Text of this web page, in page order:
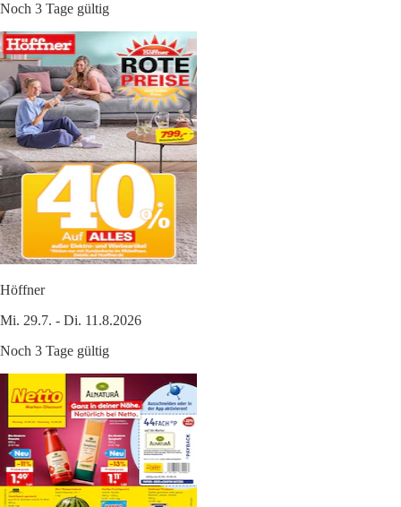
Noch 3 Tage gültig
Höffner
Mi. 29.7. - Di. 11.8.2026
Noch 3 Tage gültig